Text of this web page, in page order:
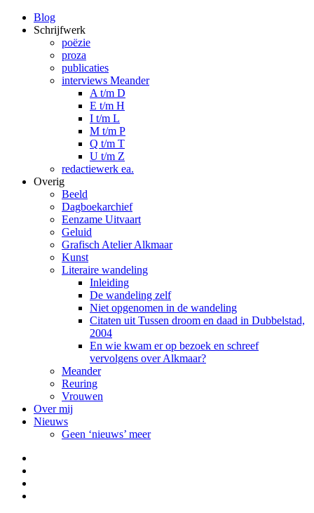
Blog
Schrijfwerk
poëzie
proza
publicaties
interviews Meander
A t/m D
E t/m H
I t/m L
M t/m P
Q t/m T
U t/m Z
redactiewerk ea.
Overig
Beeld
Dagboekarchief
Eenzame Uitvaart
Geluid
Grafisch Atelier Alkmaar
Kunst
Literaire wandeling
Inleiding
De wandeling zelf
Niet opgenomen in de wandeling
Citaten uit Tussen droom en daad in Dubbelstad,
2004
En wie kwam er op bezoek en schreef
vervolgens over Alkmaar?
Meander
Reuring
Vrouwen
Over mij
Nieuws
Geen ‘nieuws’ meer